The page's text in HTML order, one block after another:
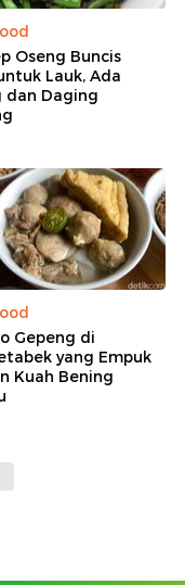
Oseng Buncis
Lauk, Ada
dan Daging
Gepeng di
yang Empuk
Kuah Bening